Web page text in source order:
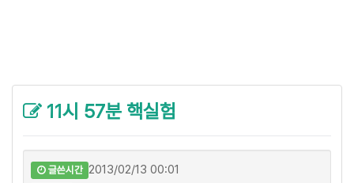
11시 57분 핵실험
글쓴시간 2013/02/13 00:01